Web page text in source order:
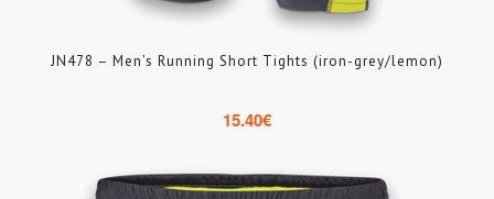
JN478 – Men’s Running Short Tights (iron-grey/lemon)
15.40€